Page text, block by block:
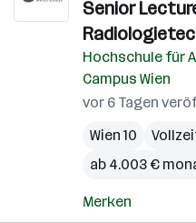
Senior
Hochschule für
Campus Wien
vor 6 Tagen
Wien 10
ab 4.003 €
Merken